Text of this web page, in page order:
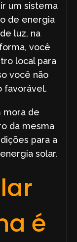
um sistema
de energia
luz, na
você
local para
você não
favorável.
mora de
da mesma
para a
solar.
é